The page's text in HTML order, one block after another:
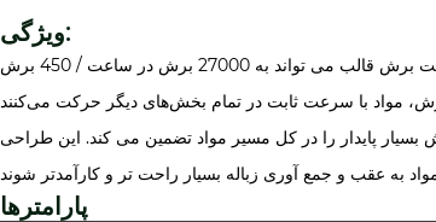
ویژگی:
این دستگاه برش قالب خودکار با سرعت بالا از یک سیستم تغذیه شناور استفاده می کند. حداکثر سرعت برش قالب می تواند به 27000 برش در ساعت / 450 برش
پایدار را در کل مسیر مواد تضمین می کند. این طراحی
پارامترها